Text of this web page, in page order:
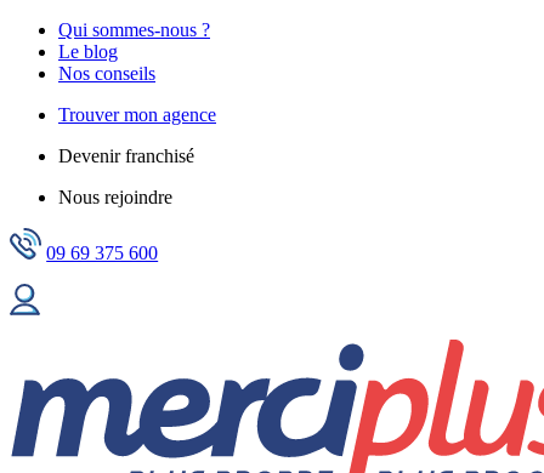
Qui sommes-nous ?
Le blog
Nos conseils
Trouver mon agence
Devenir franchisé
Nous rejoindre
09 69 375 600